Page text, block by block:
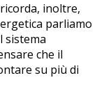
inoltre,
parliamo
sistema
che il
su più di